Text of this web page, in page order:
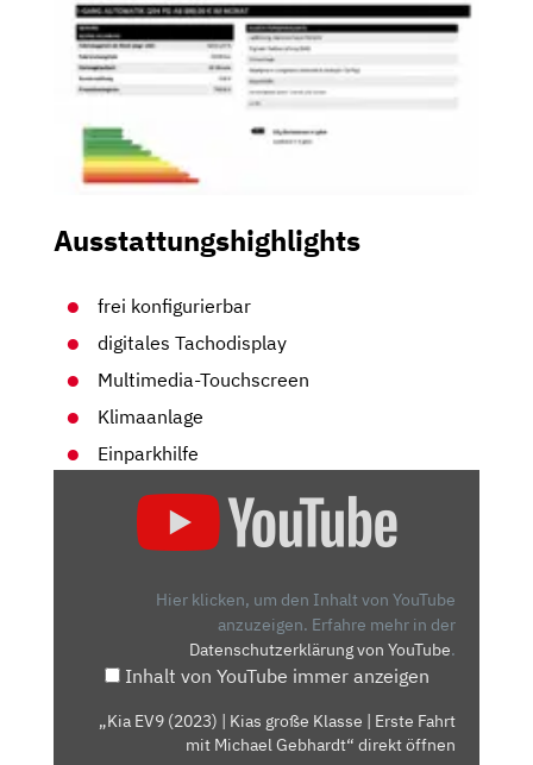
Ausstattungshighlights
frei konfigurierbar
digitales Tachodisplay
Multimedia-Touchscreen
Klimaanlage
Einparkhilfe
Hier klicken, um den Inhalt von YouTube
anzuzeigen. Erfahre mehr in der
Datenschutzerklärung von YouTube.
Inhalt von YouTube immer anzeigen
„Kia EV9 (2023) | Kias große Klasse | Erste Fahrt
mit Michael Gebhardt“ direkt öffnen